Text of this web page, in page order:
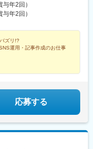
駅(香川県)、熊本城・市役
王子駅、立川南駅、平沼
駅前駅、仙台駅(地下鉄)、
新豊橋駅、豊川稲荷駅、
魚津駅、あすなろう四日
大阪梅田駅(阪急線)、小路
戸新交通)、西宮駅、山陽
熊本駅前駅、鹿児島駅前
宿西口駅、反町駅、羽田空
ＡＮＡ利用)、西武新宿駅、
部：岐阜・愛知・静岡・石
畿：滋賀・大阪・兵庫・奈
熊本・宮崎・鹿児島・沖縄
三島広小路駅、北鉄金沢
新地駅、姫路駅、なんば
前田駅、通町筋駅、宮崎
袋駅、吉祥寺駅、町田
駅、座間駅、相模原駅、
いたま新都心駅、川口駅、
葉中央駅、千葉みなと
駅、栃木駅、小山駅、札
)、青森駅、一ノ関駅、遠野
あおば通駅、泉中央駅、
河江駅、酒田駅、福島駅
富田駅、白河駅、名鉄名古
年2回）
年2回）
ズリ!?
運用・記事作成のお仕事
応募する